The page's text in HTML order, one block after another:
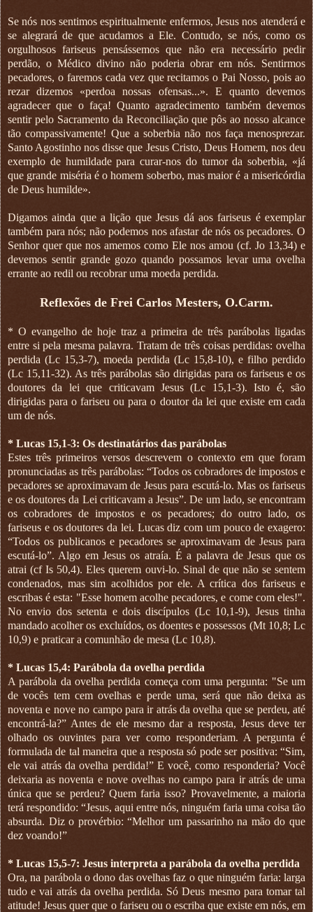
Se nós nos sentimos espiritualmente enfermos, Jesus nos atenderá e
se alegrará de que acudamos a Ele. Contudo, se nós, como os
orgulhosos fariseus pensássemos que não era necessário pedir
perdão, o Médico divino não poderia obrar em nós. Sentirmos
pecadores, o faremos cada vez que recitamos o Pai Nosso, pois ao
rezar dizemos «perdoa nossas ofensas...». E quanto devemos
agradecer que o faça! Quanto agradecimento também devemos
sentir pelo Sacramento da Reconciliação que pôs ao nosso alcance
tão compassivamente! Que a soberbia não nos faça menosprezar.
Santo Agostinho nos disse que Jesus Cristo, Deus Homem, nos deu
exemplo de humildade para curar-nos do tumor da soberbia, «já
que grande miséria é o homem soberbo, mas maior é a misericórdia
de Deus humilde».
Digamos ainda que a lição que Jesus dá aos fariseus é exemplar
também para nós; não podemos nos afastar de nós os pecadores. O
Senhor quer que nos amemos como Ele nos amou (cf. Jo 13,34) e
devemos sentir grande gozo quando possamos levar uma ovelha
errante ao redil ou recobrar uma moeda perdida.
Reflexões de Frei Carlos Mesters, O.Carm.
* O evangelho de hoje traz a primeira de três parábolas ligadas
entre si pela mesma palavra. Tratam de três coisas perdidas: ovelha
perdida (Lc 15,3-7), moeda perdida (Lc 15,8-10), e filho perdido
(Lc 15,11-32). As três parábolas são dirigidas para os fariseus e os
doutores da lei que criticavam Jesus (Lc 15,1-3). Isto é, são
dirigidas para o fariseu ou para o doutor da lei que existe em cada
um de nós.
* Lucas 15,1-3: Os destinatários das parábolas
Estes três primeiros versos descrevem o contexto em que foram
pronunciadas as três parábolas: “Todos os cobradores de impostos e
pecadores se aproximavam de Jesus para escutá-lo. Mas os fariseus
e os doutores da Lei criticavam a Jesus”. De um lado, se encontram
os cobradores de impostos e os pecadores; do outro lado, os
fariseus e os doutores da lei. Lucas diz com um pouco de exagero:
“Todos os publicanos e pecadores se aproximavam de Jesus para
escutá-lo”. Algo em Jesus os atraía. É a palavra de Jesus que os
atrai (cf Is 50,4). Eles querem ouvi-lo. Sinal de que não se sentem
condenados, mas sim acolhidos por ele. A crítica dos fariseus e
escribas é esta: "Esse homem acolhe pecadores, e come com eles!".
No envio dos setenta e dois discípulos (Lc 10,1-9), Jesus tinha
mandado acolher os excluídos, os doentes e possessos (Mt 10,8; Lc
10,9) e praticar a comunhão de mesa (Lc 10,8).
* Lucas 15,4: Parábola da ovelha perdida
A parábola da ovelha perdida começa com uma pergunta: "Se um
de vocês tem cem ovelhas e perde uma, será que não deixa as
noventa e nove no campo para ir atrás da ovelha que se perdeu, até
encontrá-la?” Antes de ele mesmo dar a resposta, Jesus deve ter
olhado os ouvintes para ver como responderiam. A pergunta é
formulada de tal maneira que a resposta só pode ser positiva: “Sim,
ele vai atrás da ovelha perdida!” E você, como responderia? Você
deixaria as noventa e nove ovelhas no campo para ir atrás de uma
única que se perdeu? Quem faria isso? Provavelmente, a maioria
terá respondido: “Jesus, aqui entre nós, ninguém faria uma coisa tão
absurda. Diz o provérbio: “Melhor um passarinho na mão do que
dez voando!”
* Lucas 15,5-7: Jesus interpreta a parábola da ovelha perdida
Ora, na parábola o dono das ovelhas faz o que ninguém faria: larga
tudo e vai atrás da ovelha perdida. Só Deus mesmo para tomar tal
atitude! Jesus quer que o fariseu ou o escriba que existe em nós, em